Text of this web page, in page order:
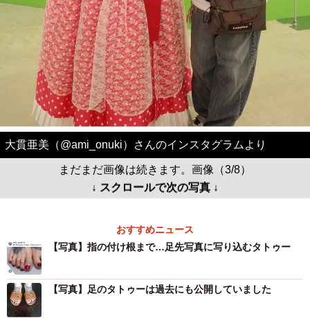
大貫亜美（@ami_onuki）さんのインスタグラムより
まだまだ画像は続きます。画像（3/8）
↓ スクロールで次の写真 ↓
おすすめニュース
【写真】指の付け根まで…足先写真に写り込むタトゥー
【写真】足のタトゥーは過去にも公開していました